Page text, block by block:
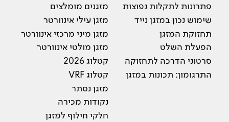
פתרונות לתקלות נפוצות
שימוש נכון במזגן נייד
תחזוקת המזגן
הפעלת השלט
סרטוני הדרכה לתחזוקה
התרגומון: תכונות במזגן
מזגנים מומלצים
מזגן עילי אינוורטר
מזגן מיני מרכזי אינוורטר
מזגן מולטי אינוורטר
קטלוג 2026
קטלוג VRF
מזגן נסתר
נקודות מכירה
חלקי חילוף למזגן